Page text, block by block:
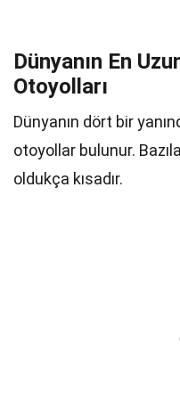
Dünyanın En
Otoyolları
Dünyanın dört bir
otoyollar bulunur.
oldukça kısadır.